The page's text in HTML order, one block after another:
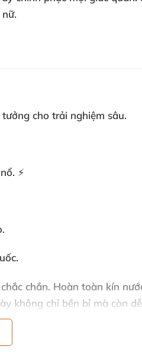
nữ.
cho trải nghiệm sâu.
. ⚡
.
chắn. Hoàn toàn kín
không chỉ bền bỉ mà còn